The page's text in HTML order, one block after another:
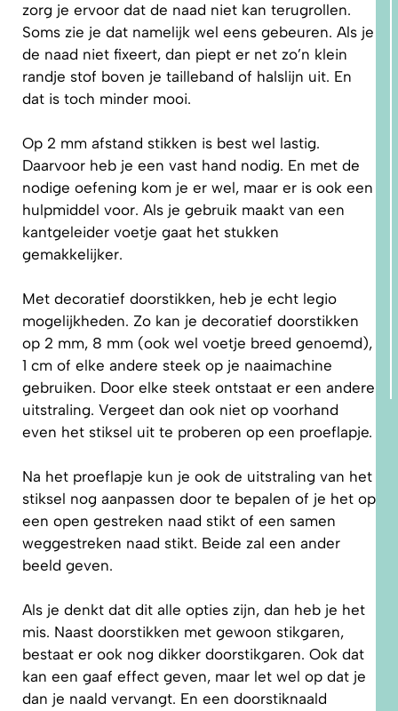
zorg je ervoor dat de naad niet kan terugrollen.
Soms zie je dat namelijk wel eens gebeuren. Als je
de naad niet fixeert, dan piept er net zo’n klein
randje stof boven je tailleband of halslijn uit. En
dat is toch minder mooi.
Op 2 mm afstand stikken is best wel lastig.
Daarvoor heb je een vast hand nodig. En met de
nodige oefening kom je er wel, maar er is ook een
hulpmiddel voor. Als je gebruik maakt van een
kantgeleider voetje gaat het stukken
gemakkelijker.
Met decoratief doorstikken, heb je echt legio
mogelijkheden. Zo kan je decoratief doorstikken
op 2 mm, 8 mm (ook wel voetje breed genoemd),
1 cm of elke andere steek op je naaimachine
gebruiken. Door elke steek ontstaat er een andere
uitstraling. Vergeet dan ook niet op voorhand
even het stiksel uit te proberen op een proeflapje.
Na het proeflapje kun je ook de uitstraling van het
stiksel nog aanpassen door te bepalen of je het op
een open gestreken naad stikt of een samen
weggestreken naad stikt. Beide zal een ander
beeld geven.
Als je denkt dat dit alle opties zijn, dan heb je het
mis. Naast doorstikken met gewoon stikgaren,
bestaat er ook nog dikker doorstikgaren. Ook dat
kan een gaaf effect geven, maar let wel op dat je
dan je naald vervangt. En een doorstiknaald